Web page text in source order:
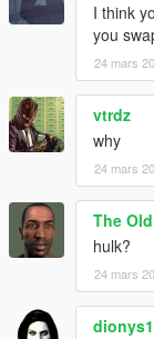
I think
you
24 mars
vtrdz
why
24 mars
The
hulk?
24 mars